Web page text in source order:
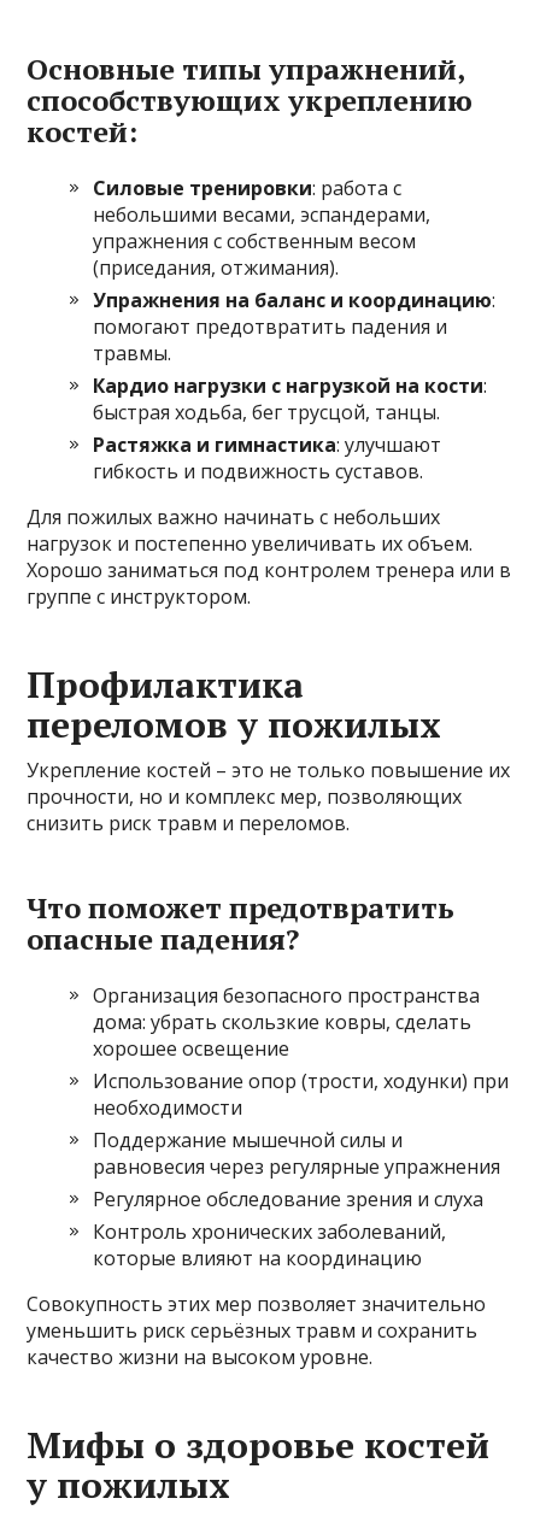
Основные типы упражнений,
способствующих укреплению
костей:
Силовые тренировки: работа с
небольшими весами, эспандерами,
упражнения с собственным весом
(приседания, отжимания).
Упражнения на баланс и координацию:
помогают предотвратить падения и
травмы.
Кардио нагрузки с нагрузкой на кости:
быстрая ходьба, бег трусцой, танцы.
Растяжка и гимнастика: улучшают
гибкость и подвижность суставов.
Для пожилых важно начинать с небольших
нагрузок и постепенно увеличивать их объем.
Хорошо заниматься под контролем тренера или в
группе с инструктором.
Профилактика
переломов у пожилых
Укрепление костей – это не только повышение их
прочности, но и комплекс мер, позволяющих
снизить риск травм и переломов.
Что поможет предотвратить
опасные падения?
Организация безопасного пространства
дома: убрать скользкие ковры, сделать
хорошее освещение
Использование опор (трости, ходунки) при
необходимости
Поддержание мышечной силы и
равновесия через регулярные упражнения
Регулярное обследование зрения и слуха
Контроль хронических заболеваний,
которые влияют на координацию
Совокупность этих мер позволяет значительно
уменьшить риск серьёзных травм и сохранить
качество жизни на высоком уровне.
Мифы о здоровье костей
у пожилых